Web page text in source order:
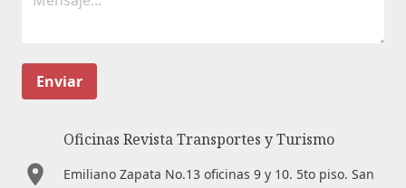
Enviar
Oficinas Revista Transportes y Turismo
Emiliano Zapata No.13 oficinas 9 y 10. 5to piso. San